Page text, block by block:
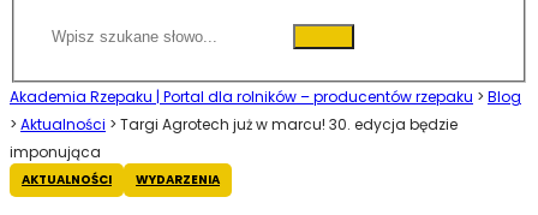
Akademia Rzepaku | Portal dla rolników – producentów rzepaku > Blog
> Aktualności > Targi Agrotech już w marcu! 30. edycja będzie
imponująca
AKTUALNOŚCI WYDARZENIA